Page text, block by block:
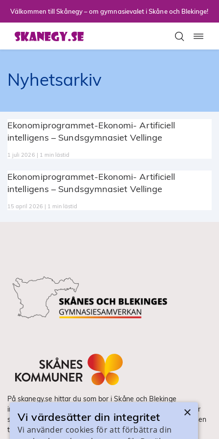
Välkommen till Skånegy – om gymnasievalet i Skåne och Blekinge!
Nyhetsarkiv
Ekonomiprogrammet-Ekonomi- Artificiell
intelligens – Sundsgymnasiet Vellinge
1 juli 2026 | 1 min lästid
Ekonomiprogrammet-Ekonomi- Artificiell
intelligens – Sundsgymnasiet Vellinge
15 april 2026 | 1 min lästid
På skanegy.se hittar du som bor i Skåne och Blekinge
information om ditt gymnasieval. Här ser du vilka utbildningar
som finns och hur ansökan och antagning går till. Webbplatsen
tillhandahålls av Skånes Kommuner.
×
Vi värdesätter din integritet
Vi använder cookies för att förbättra din